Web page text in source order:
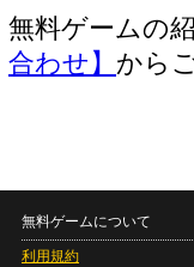
無料ゲームの
合わせ】 から
無料ゲームについて
利用規約